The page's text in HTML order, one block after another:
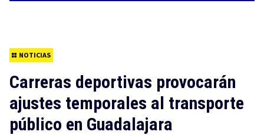
NOTICIAS
Carreras deportivas provocarán
ajustes temporales al transporte
público en Guadalajara